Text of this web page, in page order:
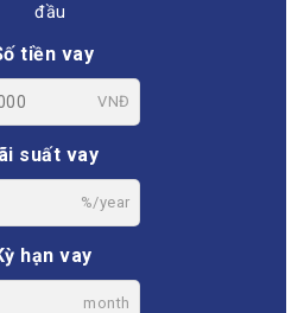
đầu
tiền vay
VNĐ
suất vay
%/year
hạn vay
month